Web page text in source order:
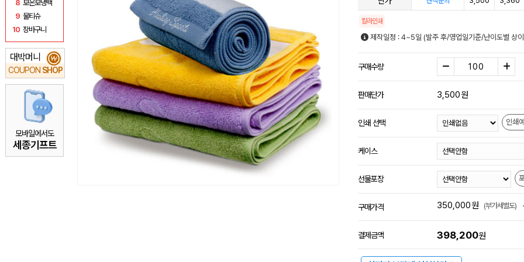
8 보온보냉백
9 물티슈
10 장바구니
대박머니
COUPON SHOP
₩
모바일에서도
세종기프트
칼라인쇄
제작일정 : 4~5일 (발주 후/영업일기준/난이도별 상
구매수량
판매단가 3,500원
인쇄 선택 인쇄
케이스
선물포장
구매가격 350,000원 (부가세별도)
결제금액 398,200원